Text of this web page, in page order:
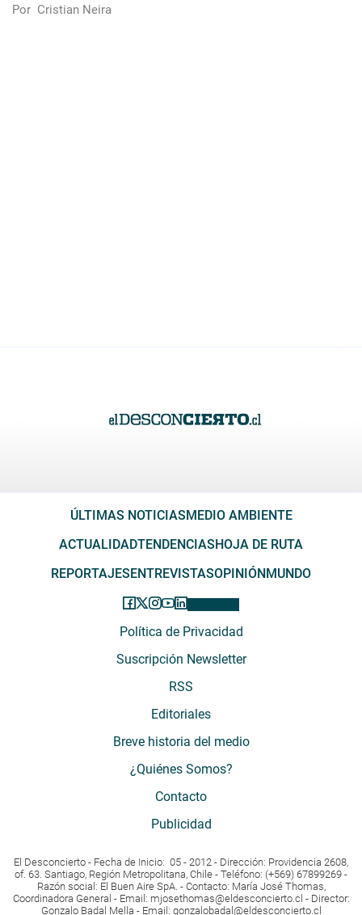
Por Cristian Neira
ÚLTIMAS NOTICIASMEDIO AMBIENTE
ACTUALIDADTENDENCIASHOJA DE RUTA
REPORTAJESENTREVISTASOPINIÓNMUNDO
Política de Privacidad
Suscripción Newsletter
RSS
Editoriales
Breve historia del medio
¿Quiénes Somos?
Contacto
Publicidad
El Desconcierto - Fecha de Inicio: 05 - 2012 - Dirección: Providencia 2608,
of. 63. Santiago, Región Metropolitana, Chile - Teléfono: (+569) 67899269 -
Razón social: El Buen Aire SpA. - Contacto: María José Thomas,
Coordinadora General - Email: mjosethomas@eldesconcierto.cl - Director:
Gonzalo Badal Mella - Email: gonzalobadal@eldesconcierto.cl